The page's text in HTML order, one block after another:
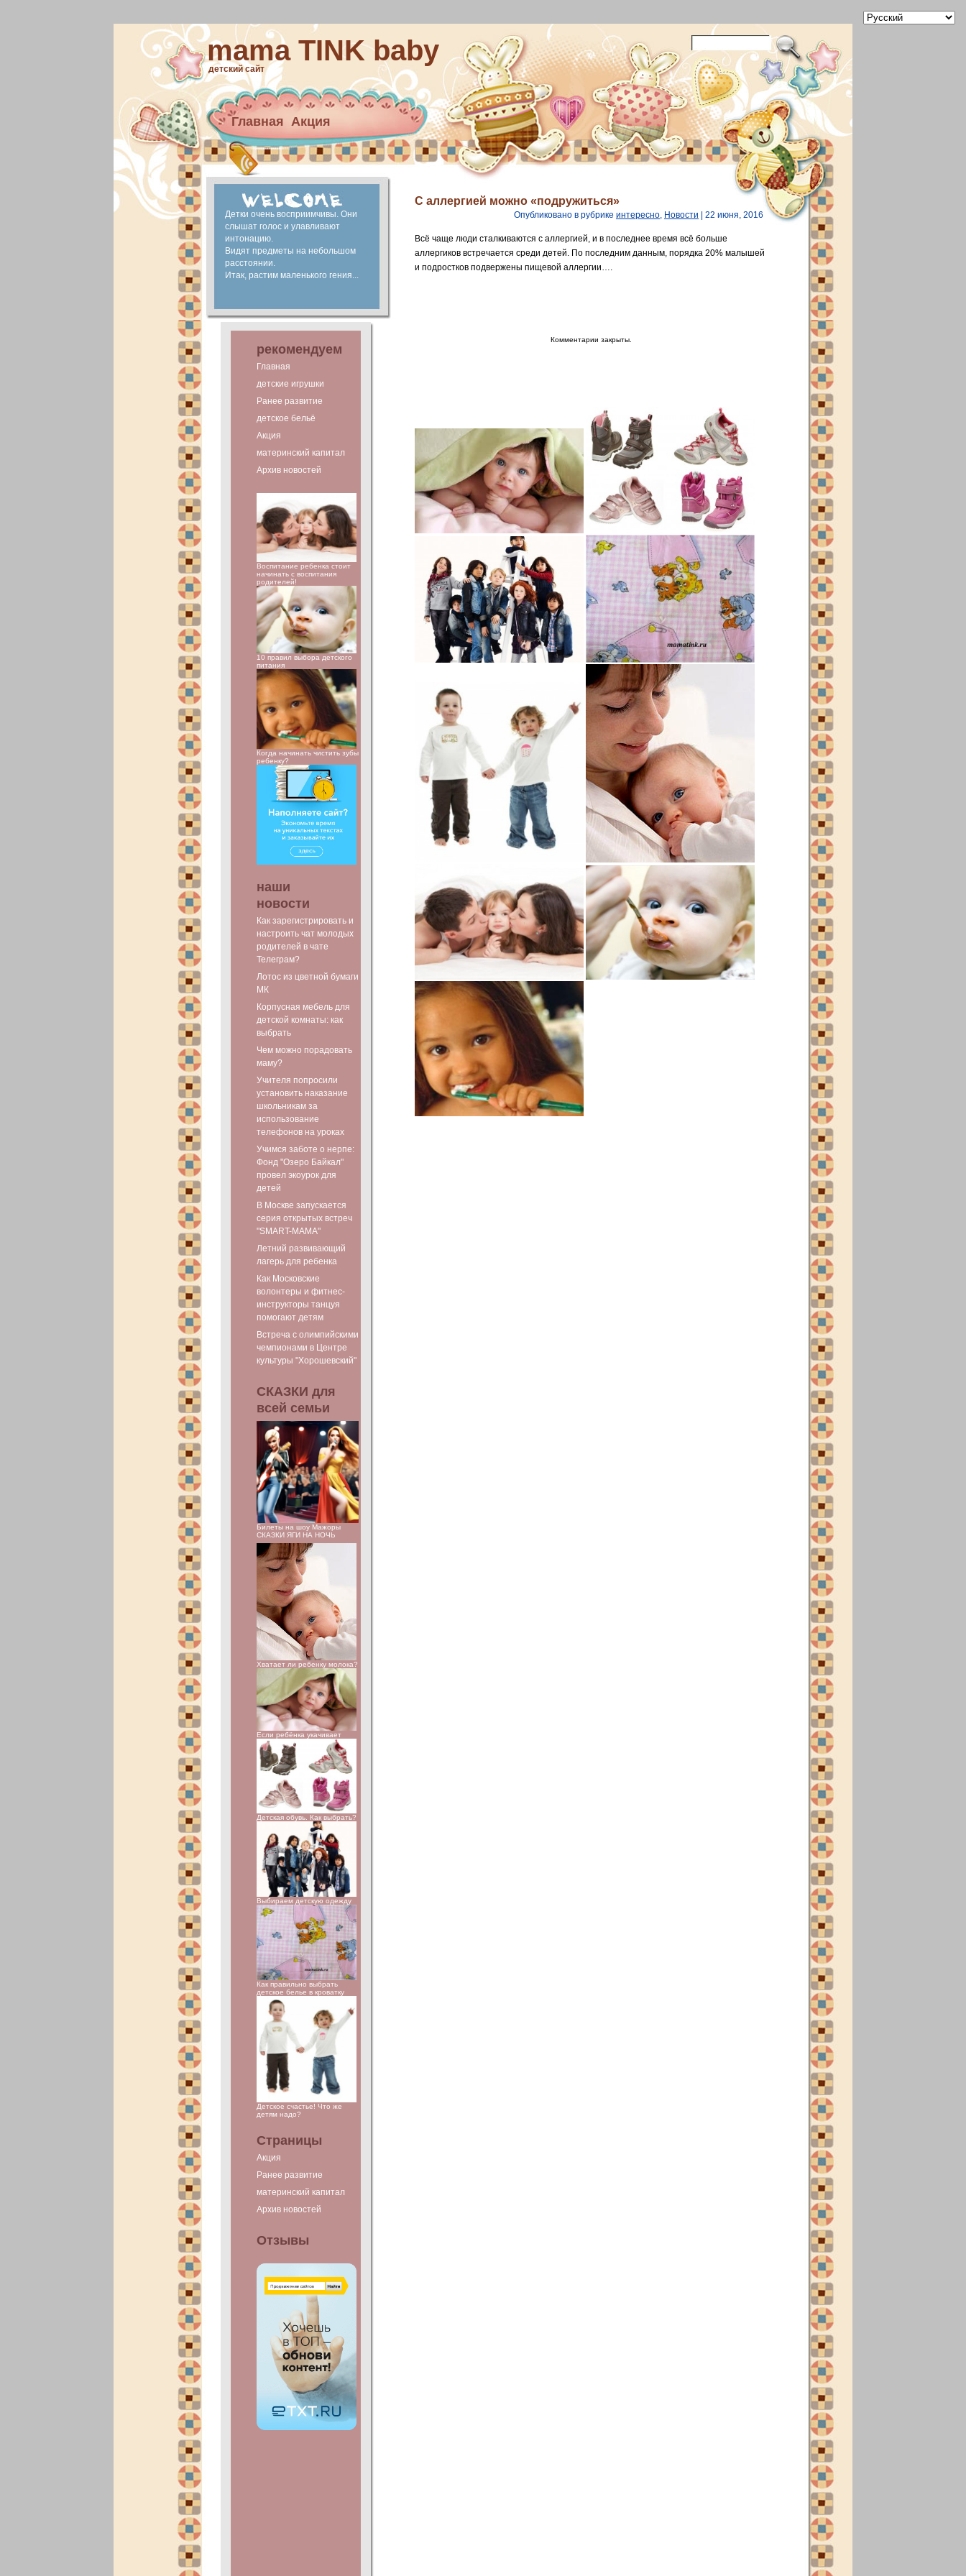
mama TINK baby
детский сайт
Главная Акция
Архив новостей
материнский капитал
Ранее развитие
Детки очень восприимчивы. Они
слышат голос и улавливают
интонацию.
Видят предметы на небольшом
расстоянии.
Итак, растим маленького гения...
рекомендуем
Главная
детские игрушки
Ранее развитие
детское бельё
Акция
материнский капитал
Архив новостей
Воспитание ребенка стоит
начинать с воспитания
родителей!
10 правил выбора детского
питания
Когда начинать чистить зубы
ребенку?
наши
новости
Как зарегистрировать и
настроить чат молодых
родителей в чате
Телеграм?
Лотос из цветной бумаги
МК
Корпусная мебель для
детской комнаты: как
выбрать
Чем можно порадовать
маму?
Учителя попросили
установить наказание
школьникам за
использование
телефонов на уроках
Учимся заботе о нерпе:
Фонд "Озеро Байкал"
провел экоурок для
детей
В Москве запускается
серия открытых встреч
"SMART-МАМА"
Летний развивающий
лагерь для ребенка
Как Московские
волонтеры и фитнес-
инструкторы танцуя
помогают детям
Встреча с олимпийскими
чемпионами в Центре
культуры "Хорошевский"
СКАЗКИ для
всей семьи
Билеты на шоу Мажоры
СКАЗКИ ЯГИ НА НОЧЬ
Хватает ли ребенку молока?
Если ребёнка укачивает
Детская обувь. Как выбрать?
Выбираем детскую одежду
Как правильно выбрать
детское белье в кроватку
Детское счастье! Что же
детям надо?
Страницы
Акция
Ранее развитие
материнский капитал
Архив новостей
Отзывы
С аллергией можно «подружиться»
Опубликовано в рубрике интересно, Новости | 22 июня, 2016
Всё чаще люди сталкиваются с аллергией, и в последнее время всё больше
аллергиков встречается среди детей. По последним данным, порядка 20% малышей
и подростков подвержены пищевой аллергии….
Комментарии закрыты.